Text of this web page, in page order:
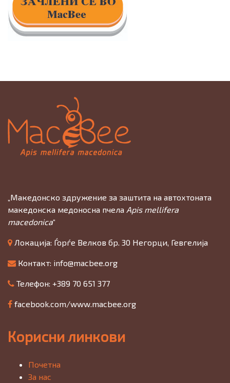
„Македонско здружение за заштита на автохтоната
македонска медоносна пчела Apis mellifera
macedonica“
Локација: Ѓорѓе Велков бр. 30 Негорци, Гевгелија
Контакт: info@macbee.org
Телефон: +389 70 651 377
facebook.com/www.macbee.org
Корисни линкови
Почетна
За нас